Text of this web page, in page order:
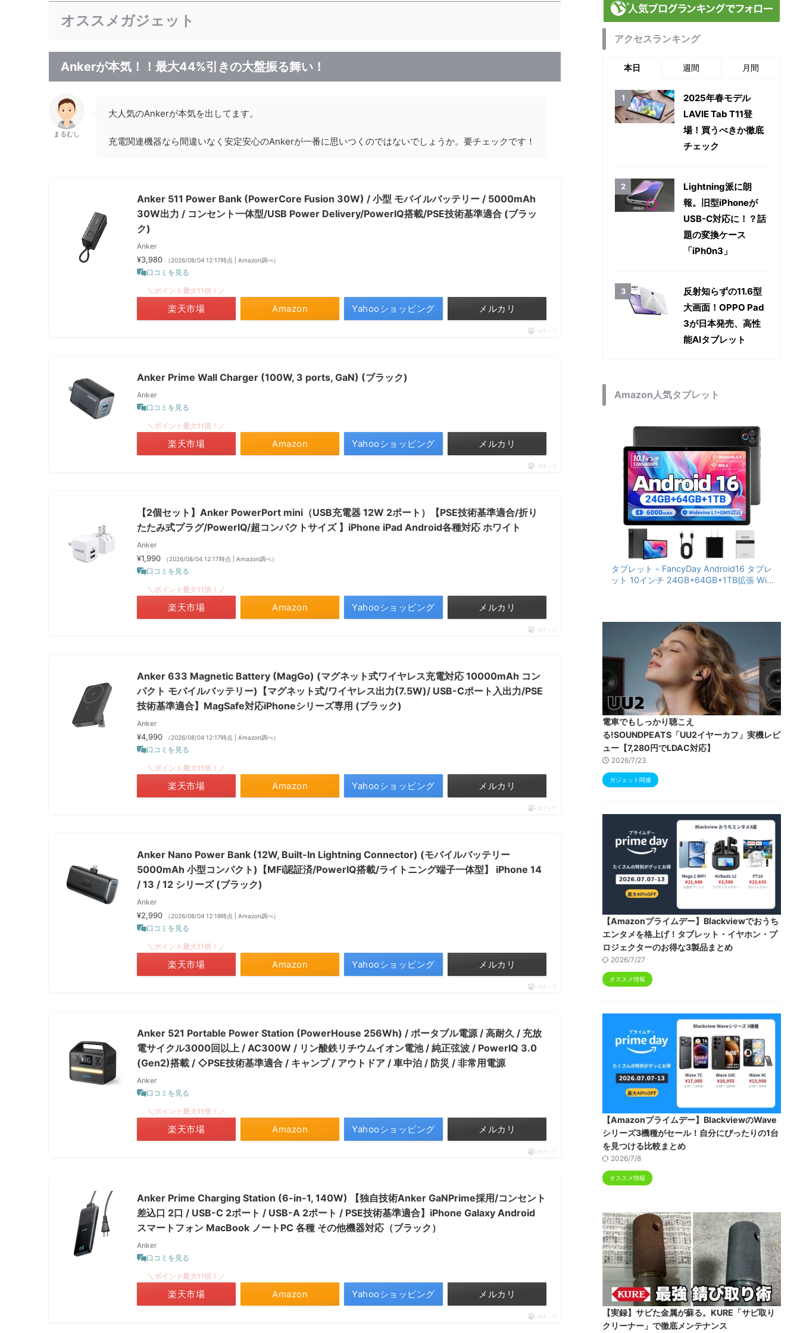
オススメガジェット
Ankerが本気！！最大44%引きの大盤振る舞い！
まるむし
大人気のAnkerが本気を出してます。
充電関連機器なら間違いなく安定安心のAnkerが一番に思いつくのではないでしょうか。要チェックです！
Anker 511 Power Bank (PowerCore Fusion 30W) / 小型 モバイルバッテリー / 5000mAh
30W出力 / コンセント一体型/USB Power Delivery/PowerIQ搭載/PSE技術基準適合 (ブラッ
ク)
Anker
¥3,980 （2026/08/04 12:17時点 | Amazon調べ）
口コミを見る
Amazon
＼ポイント最大11倍！／
楽天市場 Yahooショッピング メルカリ
ポチップ
Anker Prime Wall Charger (100W, 3 ports, GaN) (ブラック)
Anker
口コミを見る
Amazon
＼ポイント最大11倍！／
楽天市場 Yahooショッピング メルカリ
ポチップ
【2個セット】Anker PowerPort mini（USB充電器 12W 2ポート）【PSE技術基準適合/折り
たたみ式プラグ/PowerIQ/超コンパクトサイズ 】iPhone iPad Android各種対応 ホワイト
Anker
¥1,990 （2026/08/04 12:17時点 | Amazon調べ）
口コミを見る
Amazon
＼ポイント最大11倍！／
楽天市場 Yahooショッピング メルカリ
ポチップ
Anker 633 Magnetic Battery (MagGo) (マグネット式ワイヤレス充電対応 10000mAh コン
パクト モバイルバッテリー)【マグネット式/ワイヤレス出力(7.5W)/ USB-Cポート入出力/PSE
技術基準適合】MagSafe対応iPhoneシリーズ専用 (ブラック)
Anker
¥4,990 （2026/08/04 12:17時点 | Amazon調べ）
口コミを見る
Amazon
＼ポイント最大11倍！／
楽天市場 Yahooショッピング メルカリ
ポチップ
Anker Nano Power Bank (12W, Built-In Lightning Connector) (モバイルバッテリー
5000mAh 小型コンパクト)【MFi認証済/PowerIQ搭載/ライトニング端子一体型】 iPhone 14
/ 13 / 12 シリーズ (ブラック)
Anker
¥2,990 （2026/08/04 12:18時点 | Amazon調べ）
口コミを見る
Amazon
＼ポイント最大11倍！／
楽天市場 Yahooショッピング メルカリ
ポチップ
Anker 521 Portable Power Station (PowerHouse 256Wh) / ポータブル電源 / 高耐久 / 充放
電サイクル3000回以上 / AC300W / リン酸鉄リチウムイオン電池 / 純正弦波 / PowerIQ 3.0
(Gen2)搭載 / ◇PSE技術基準適合 / キャンプ / アウトドア / 車中泊 / 防災 / 非常用電源
Anker
口コミを見る
Amazon
＼ポイント最大11倍！／
楽天市場 Yahooショッピング メルカリ
ポチップ
Anker Prime Charging Station (6-in-1, 140W) 【独自技術Anker GaNPrime採用/コンセント
差込口 2口 / USB-C 2ポート / USB-A 2ポート / PSE技術基準適合】iPhone Galaxy Android
スマートフォン MacBook ノートPC 各種 その他機器対応（ブラック）
Anker
口コミを見る
Amazon
＼ポイント最大11倍！／
楽天市場 Yahooショッピング メルカリ
ポチップ
アクセスランキング
本日 週間 月間
2025年春モデル
LAVIE Tab T11登
場！買うべきか徹底
チェック
Lightning派に朗
報。旧型iPhoneが
USB-C対応に！？話
題の変換ケース
「iPh0n3」
反射知らずの11.6型
大画面！OPPO Pad
3が日本発売、高性
能AIタブレット
Amazon人気タブレット
タブレット - FancyDay Android16 タブレ
ット 10インチ 24GB+64GB+1TB拡張 WiFi
RGBライト 児童守護 IPS画面 日本語説明書
電車でもしっかり聴こえ
る!SOUNDPEATS「UU2イヤーカフ」実機レビ
ュー【7,280円でLDAC対応】
2026/7/23
ガジェット関連
【Amazonプライムデー】Blackviewでおうち
エンタメを格上げ！タブレット・イヤホン・プ
ロジェクターのお得な3製品まとめ
2026/7/27
オススメ情報
【Amazonプライムデー】BlackviewのWave
シリーズ3機種がセール！自分にぴったりの1台
を見つける比較まとめ
2026/7/8
オススメ情報
【実録】サビた金属が蘇る。KURE「サビ取り
クリーナー」で徹底メンテナンス